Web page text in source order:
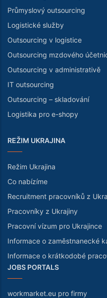
Průmyslový outsourcing
Logistické služby
Outsourcing v logistice
Outsourcing mzdového
Outsourcing v administrativě
IT outsourcing
Outsourcing – skladování
Logistika pro e-shopy
REŽIM UKRAJINA
Režim Ukrajina
Co nabízíme
Recruitment pracovníků z
Pracovníky z Ukrajiny
Pracovní vízum pro Ukrajince
Informace o zaměstnanecké
Informace o krátkodobé
JOBS PORTALS
workmarket.eu pro firmy